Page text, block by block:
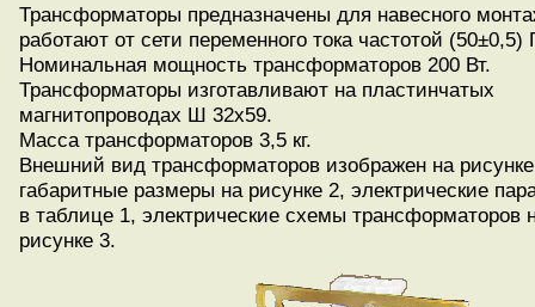
Трансформаторы предназначены для навесного
работают от сети переменного тока частотой (50±0,5)
Номинальная мощность трансформаторов 200 Вт.
Трансформаторы изготавливают на пластинчатых
магнитопроводах Ш 32x59.
Масса трансформаторов 3,5 кг.
Внешний вид трансформаторов изображен на
габаритные размеры на рисунке 2, электрические
в таблице 1, электрические схемы трансформаторов
рисунке 3.